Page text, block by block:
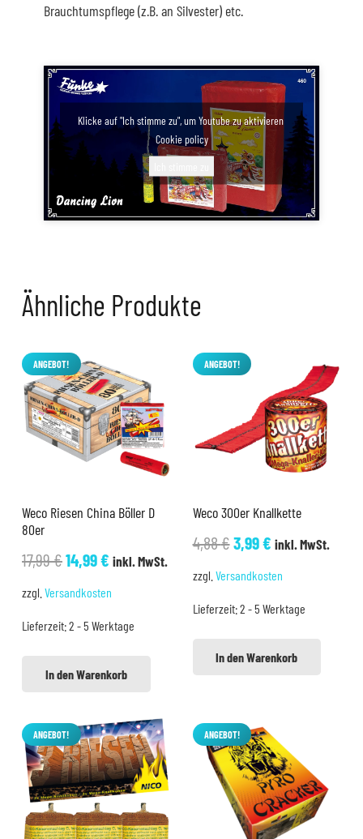
Brauchtumspflege (z.B. an Silvester) etc.
Klicke auf "Ich stimme zu", um Youtube zu aktivieren
Cookie policy
Ähnliche Produkte
ANGEBOT!
Weco Riesen China Böller D
80er
17,99€Ursprünglicher
17,99 €
14,99€Aktueller
14,99 €.
inkl. MwSt.
zzgl. Versandkosten
Lieferzeit:2 - 5 Werktage
In den Warenkorb
ANGEBOT!
Weco 300er Knallkette
4,88€Ursprünglicher
4,88 €
3,99€Aktueller
3,99 €.
inkl. MwSt.
zzgl. Versandkosten
Lieferzeit:2 - 5 Werktage
In den Warenkorb
ANGEBOT! ANGEBOT!